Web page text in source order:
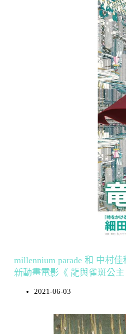
millennium parade 和 中村
新動畫電影《 龍與雀斑公
2021-06-03